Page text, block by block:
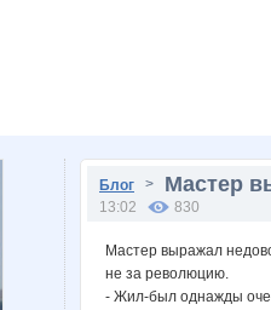
Блог > Мастер
13:02 830
Мастер выражал
не за революцию.
- Жил-был однажды